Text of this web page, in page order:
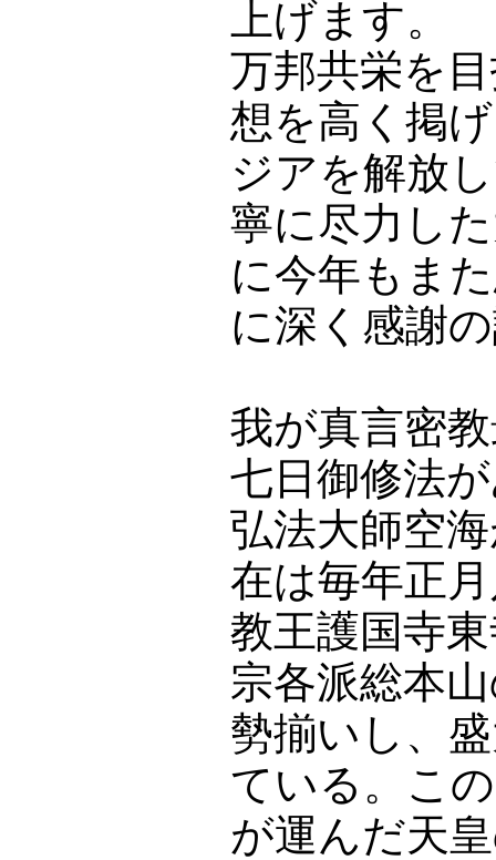
上げます。
万邦共栄を
想を高く掲
ジアを解放
寧に尽力し
に今年もま
に深く感謝
我が真言密
七日御修法
弘法大師空
在は毎年正
教王護国寺
宗各派総本
勢揃いし、
ている。こ
が運んだ天